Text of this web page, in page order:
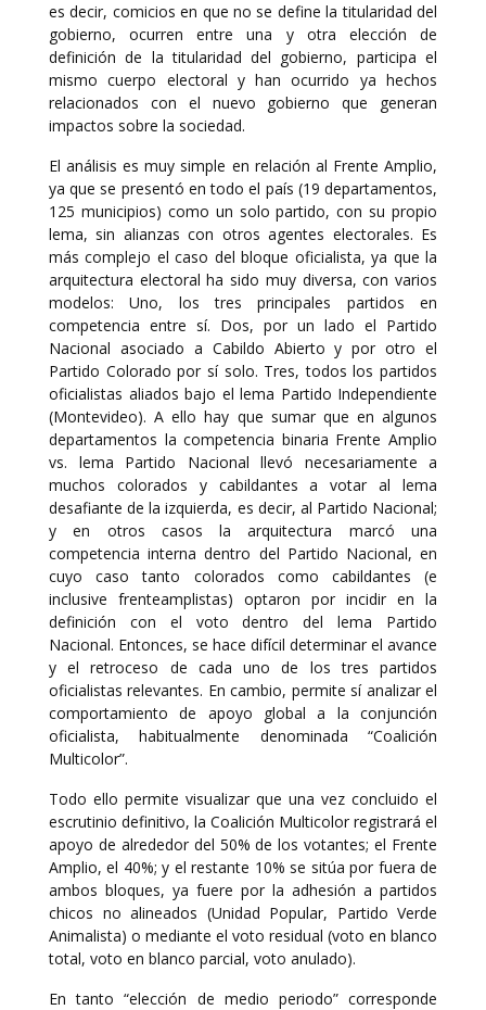
es decir, comicios en que no se define la titularidad del
gobierno, ocurren entre una y otra elección de
definición de la titularidad del gobierno, participa el
mismo cuerpo electoral y han ocurrido ya hechos
relacionados con el nuevo gobierno que generan
impactos sobre la sociedad.
El análisis es muy simple en relación al Frente Amplio,
ya que se presentó en todo el país (19 departamentos,
125 municipios) como un solo partido, con su propio
lema, sin alianzas con otros agentes electorales. Es
más complejo el caso del bloque oficialista, ya que la
arquitectura electoral ha sido muy diversa, con varios
modelos: Uno, los tres principales partidos en
competencia entre sí. Dos, por un lado el Partido
Nacional asociado a Cabildo Abierto y por otro el
Partido Colorado por sí solo. Tres, todos los partidos
oficialistas aliados bajo el lema Partido Independiente
(Montevideo). A ello hay que sumar que en algunos
departamentos la competencia binaria Frente Amplio
vs. lema Partido Nacional llevó necesariamente a
muchos colorados y cabildantes a votar al lema
desafiante de la izquierda, es decir, al Partido Nacional;
y en otros casos la arquitectura marcó una
competencia interna dentro del Partido Nacional, en
cuyo caso tanto colorados como cabildantes (e
inclusive frenteamplistas) optaron por incidir en la
definición con el voto dentro del lema Partido
Nacional. Entonces, se hace difícil determinar el avance
y el retroceso de cada uno de los tres partidos
oficialistas relevantes. En cambio, permite sí analizar el
comportamiento de apoyo global a la conjunción
oficialista, habitualmente denominada “Coalición
Multicolor”.
Todo ello permite visualizar que una vez concluido el
escrutinio definitivo, la Coalición Multicolor registrará el
apoyo de alrededor del 50% de los votantes; el Frente
Amplio, el 40%; y el restante 10% se sitúa por fuera de
ambos bloques, ya fuere por la adhesión a partidos
chicos no alineados (Unidad Popular, Partido Verde
Animalista) o mediante el voto residual (voto en blanco
total, voto en blanco parcial, voto anulado).
En tanto “elección de medio periodo” corresponde